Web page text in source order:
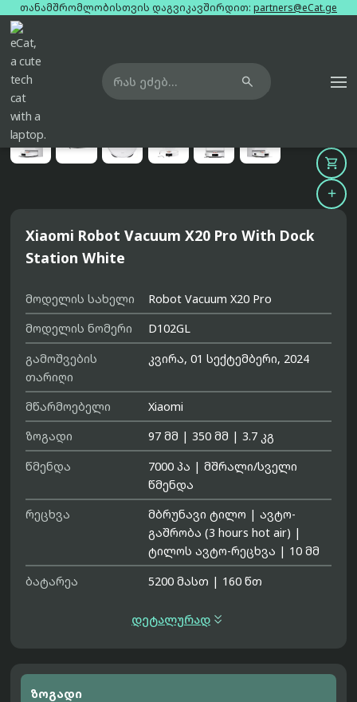
თანამშრომლობისთვის დაგვიკავშირდით: partners@eCat.ge

მთავარი რობოტი მტვერსასრუტები xiaomi-robot-vacuum-x20-pro-with-dock-station-white

Xiaomi Robot Vacuum X20 Pro With Dock
Station White
მოდელის სახელი
Robot Vacuum X20 Pro
მოდელის ნომერი
D102GL
გამოშვების
თარიღი
კვირა, 01 სექტემბერი, 2024
მწარმოებელი
Xiaomi
ზოგადი
97 მმ | 350 მმ | 3.7 კგ
წმენდა
7000 პა | მშრალი/სველი
წმენდა
რეცხვა
მბრუნავი ტილო | ავტო-
გაშრობა (3 hours hot air) |
ტილოს ავტო-რეცხვა | 10 მმ
ბატარეა
5200 მასთ | 160 წთ
დეტალურად 


ზოგადი